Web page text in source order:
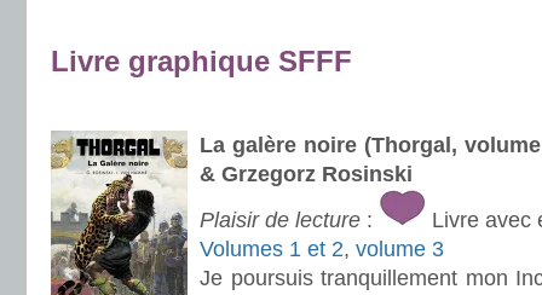
Livre graphique SFFF
La galère noire (Thorgal,
& Grzegorz Rosinski
Plaisir de lecture :
Livre avec
Volumes 1 et 2, volume 3
Je poursuis tranquillement mon